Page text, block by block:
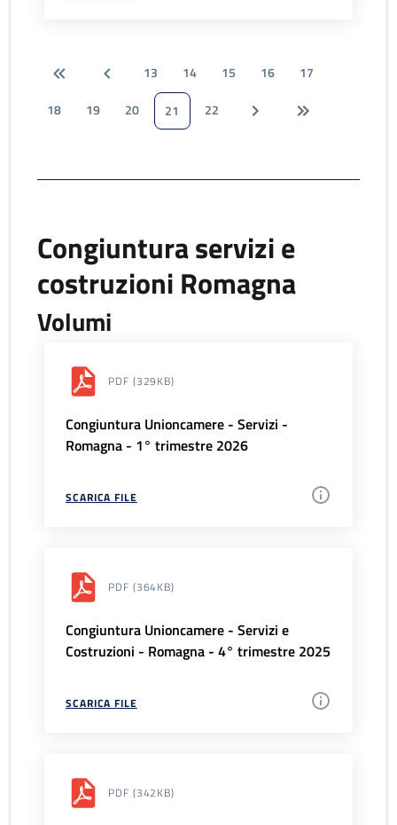
13 14 15 16
17
18
19 20 21 22
Congiuntura servizi e
costruzioni Romagna
Volumi
PDF (329KB)
Congiuntura Unioncamere - Servizi -
Romagna - 1° trimestre 2026
SCARICA FILE
PDF (364KB)
Congiuntura Unioncamere - Servizi e
Costruzioni - Romagna - 4° trimestre 2025
SCARICA FILE
PDF (342KB)